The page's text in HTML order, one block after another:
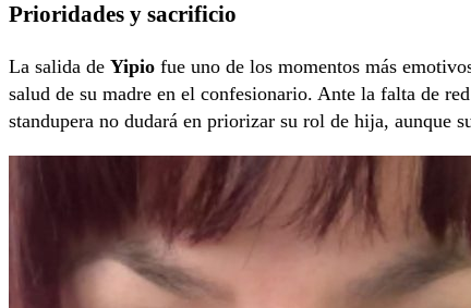
Prioridades y sacrificio
La salida de Yipio fue uno de los momentos más
salud de su madre en el confesionario. Ante la falta de
standupera no dudará en priorizar su rol de hija, aunque